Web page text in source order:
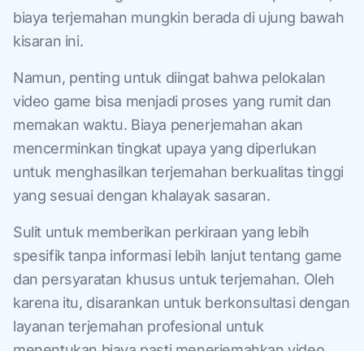
biaya terjemahan mungkin berada di ujung bawah
kisaran ini.
Namun, penting untuk diingat bahwa pelokalan
video game bisa menjadi proses yang rumit dan
memakan waktu. Biaya penerjemahan akan
mencerminkan tingkat upaya yang diperlukan
untuk menghasilkan terjemahan berkualitas tinggi
yang sesuai dengan khalayak sasaran.
Sulit untuk memberikan perkiraan yang lebih
spesifik tanpa informasi lebih lanjut tentang game
dan persyaratan khusus untuk terjemahan. Oleh
karena itu, disarankan untuk berkonsultasi dengan
layanan terjemahan profesional untuk